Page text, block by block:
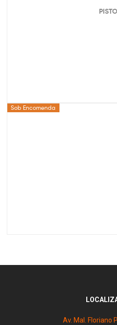
Sob Encomenda
Av. Mal. Floriano